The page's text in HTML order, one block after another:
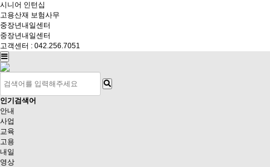
시니어 인턴십
고용산재 보험사무
중장년내일센터
중장년내일센터
고객센터 : 042.256.7051
인기검색어
안내
사업
교육
고용
내일
영상